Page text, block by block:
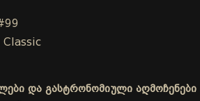
Classic
და გასტრონომიული აღმოჩენები